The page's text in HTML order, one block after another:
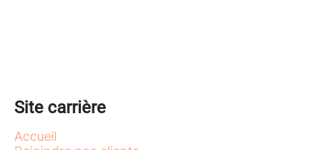
Site carrière
Accueil